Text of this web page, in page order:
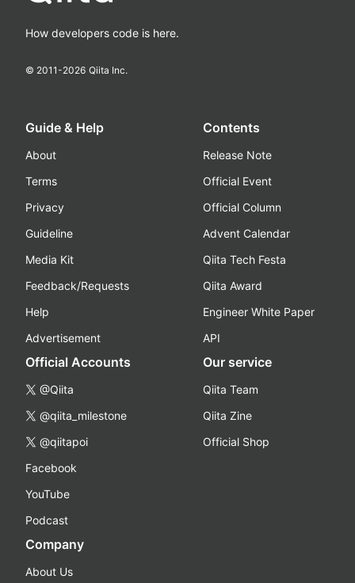
How developers code is here.
© 2011-2026 Qiita Inc.
Guide & Help
About
Terms
Privacy
Guideline
Media Kit
Feedback/Requests
Help
Advertisement
Contents
Release Note
Official Event
Official Column
Advent Calendar
Qiita Tech Festa
Qiita Award
Engineer White Paper
API
Official Accounts
@Qiita
@qiita_milestone
@qiitapoi
Facebook
YouTube
Podcast
Our service
Qiita Team
Qiita Zine
Official Shop
Company
About Us